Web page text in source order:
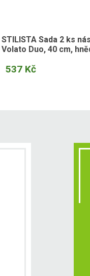
STILISTA Sada 2 ks
Volato Duo, 40 cm,
537 Kč